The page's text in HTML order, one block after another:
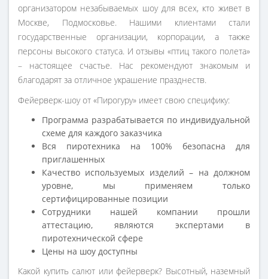
организатором незабываемых шоу для всех, кто живет в
Москве, Подмосковье. Нашими клиентами стали
государственные организации, корпорации, а также
персоны высокого статуса. И отзывы «птиц такого полета»
– настоящее счастье. Нас рекомендуют знакомым и
благодарят за отличное украшение празднеств.
Фейерверк-шоу от «Пирогуру» имеет свою специфику:
Программа разрабатывается по индивидуальной
схеме для каждого заказчика
Вся пиротехника на 100% безопасна для
приглашенных
Качество используемых изделий – на должном
уровне, мы применяем только
сертифицированные позиции
Сотрудники нашей компании прошли
аттестацию, являются экспертами в
пиротехнической сфере
Цены на шоу доступны
Какой купить салют или фейерверк? Высотный, наземный